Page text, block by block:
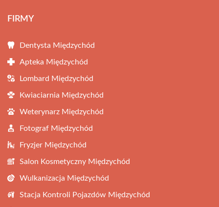
FIRMY
Dentysta Międzychód
Apteka Międzychód
Lombard Międzychód
Kwiaciarnia Międzychód
Weterynarz Międzychód
Fotograf Międzychód
Fryzjer Międzychód
Salon Kosmetyczny Międzychód
Wulkanizacja Międzychód
Stacja Kontroli Pojazdów Międzychód